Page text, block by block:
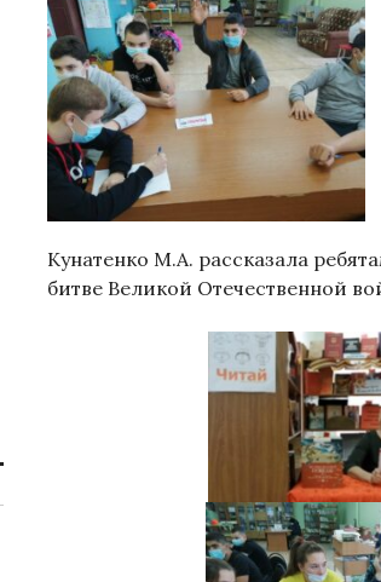
Кунатенко М.А. рассказала
битве Великой Отечественной